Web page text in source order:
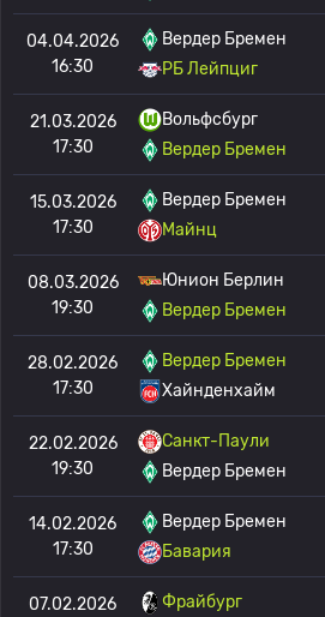
04.04.2026
16:30
Вердер Бремен
РБ Лейпциг
21.03.2026
17:30
Вольфсбург
Вердер Бремен
15.03.2026
17:30
Вердер Бремен
Майнц
08.03.2026
19:30
Юнион Берлин
Вердер Бремен
28.02.2026
17:30
Вердер Бремен
Хайнденхайм
22.02.2026
19:30
Санкт-Паули
Вердер Бремен
14.02.2026
17:30
Вердер Бремен
Бавария
07.02.2026
Фрайбург